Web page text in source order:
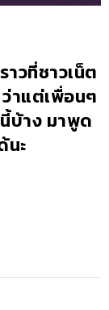
าวที่ชาวเน็ต
าแต่เพื่อนๆ
บ้าง มาพูด
นะ